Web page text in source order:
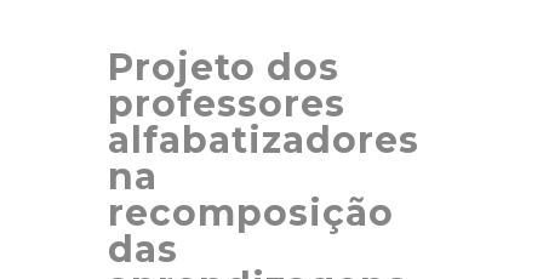
Projeto dos
professores
alfabatizadores
na
recomposição
das